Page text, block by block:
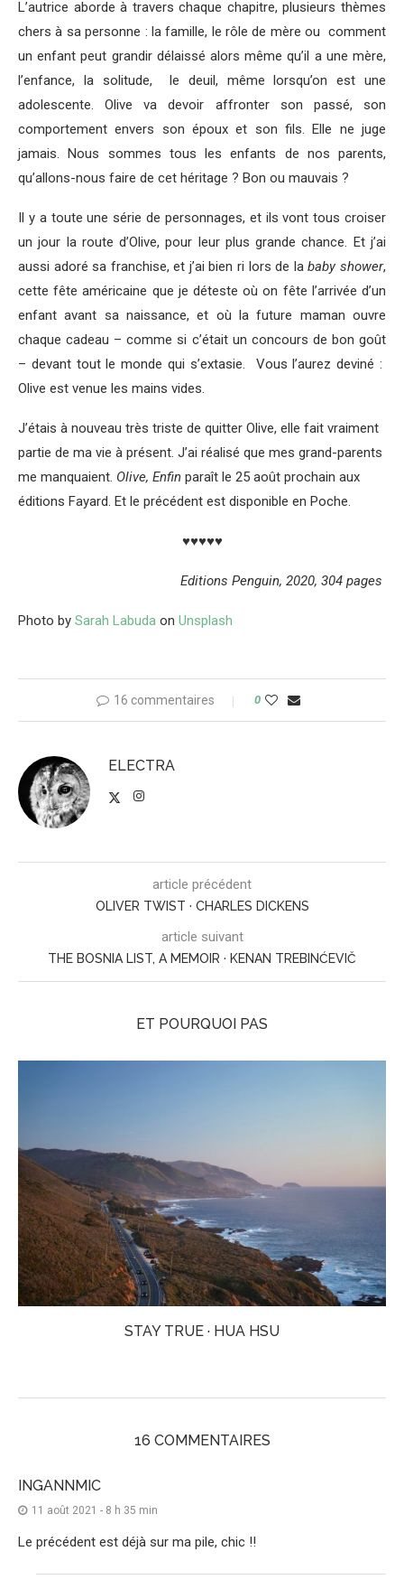
L’autrice aborde à travers chaque chapitre, plusieurs thèmes
chers à sa personne : la famille, le rôle de mère ou comment
un enfant peut grandir délaissé alors même qu’il a une mère,
l’enfance, la solitude, le deuil, même lorsqu’on est une
adolescente. Olive va devoir affronter son passé, son
comportement envers son époux et son fils. Elle ne juge
jamais. Nous sommes tous les enfants de nos parents,
qu’allons-nous faire de cet héritage ? Bon ou mauvais ?
Il y a toute une série de personnages, et ils vont tous croiser
un jour la route d’Olive, pour leur plus grande chance. Et j’ai
aussi adoré sa franchise, et j’ai bien ri lors de lababy shower,
cette fête américaine que je déteste où on fête l’arrivée d’un
enfant avant sa naissance, et où la future maman ouvre
chaque cadeau – comme si c’était un concours de bon goût
– devant tout le monde qui s’extasie. Vous l’aurez deviné :
Olive est venue les mains vides.
J’étais à nouveau très triste de quitter Olive, elle fait vraiment
partie de ma vie à présent. J’ai réalisé que mes grand-parents
me manquaient. Olive, Enfin paraît le 25 août prochain aux
éditions Fayard. Et le précédent est disponible en Poche.
♥♥♥♥♥
Editions Penguin, 2020, 304 pages
Photo by Sarah Labuda on Unsplash
16 commentaires 0
ELECTRA
article précédent
OLIVER TWIST · CHARLES DICKENS
article suivant
THE BOSNIA LIST, A MEMOIR · KENAN TREBINĆEVIČ
ET POURQUOI PAS
STAY TRUE · HUA HSU
16 COMMENTAIRES
INGANNMIC
11 août 2021 - 8 h 35 min
Le précédent est déjà sur ma pile, chic !!